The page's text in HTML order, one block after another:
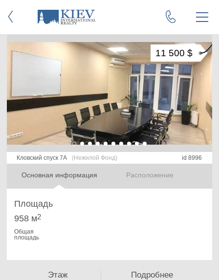
Кловский спуск 7А (Нежилой Фонд) id 8996
Основная информация Расположение
11 500 $
Площадь
958 м2
Общая
площадь
Этаж Подробнее